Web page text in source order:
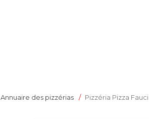
Annuaire des pizzérias Pizzéria Pizza Fauci